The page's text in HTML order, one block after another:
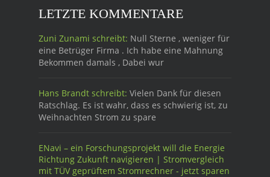
LETZTE KOMMENTARE
Zuni Zunami schreibt: Null Sterne , weniger für
eine Betrüger Firma . Ich habe eine Mahnung
Bekommen damals , Dabei wur
Hans Brandt schreibt: Vielen Dank für diesen
Ratschlag. Es ist wahr, dass es schwierig ist, zu
Weihnachten Strom zu spare
ENavi – ein Forschungsprojekt will die Energie
Richtung Zukunft navigieren | Stromvergleich
mit TÜV geprüftem Stromrechner - jetzt sparen